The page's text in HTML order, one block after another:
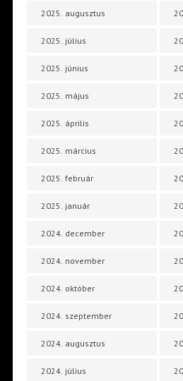
2025. augusztus
2025. július
2025. június
2025. május
2025. április
2025. március
2025. február
2025. január
2024. december
2024. november
2024. október
2024. szeptember
2024. augusztus
2024. július